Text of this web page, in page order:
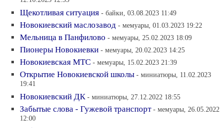
Щекотливая ситуация - байки, 03.08.2023 11:49
Новокиевский маслозавод - мемуары, 01.03.2023 19:22
Мельница в Панфилово - мемуары, 25.02.2023 18:09
Пионеры Новокиевки - мемуары, 20.02.2023 14:25
Новокиевская МТС - мемуары, 15.02.2023 21:39
Открытие Новокиевской школы - миниатюры, 11.02.2023
19:41
Новокиевский ДК - миниатюры, 27.12.2022 18:55
Забытые слова - Гужевой транспорт - мемуары, 26.05.2022
12:00